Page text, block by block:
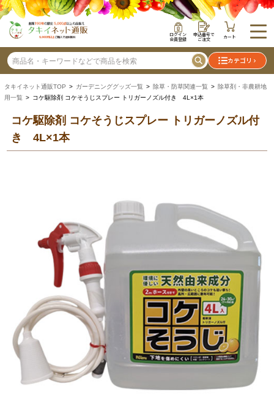
ログイン
会員登録
申込番号で
ご注文 カート
カテゴリ
タキイネット通販TOP > ガーデニンググッズ一覧 > 除草・防草関連一覧 > 除草剤・非農耕地
用一覧 > コケ駆除剤 コケそうじスプレー トリガーノズル付き 4L×1本
コケ駆除剤 コケそうじスプレー トリガーノズル付
き 4L×1本